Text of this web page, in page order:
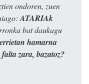
ondoren, zuen
ATARIAk
bat daukagu
hamarna
zara, bazatoz?